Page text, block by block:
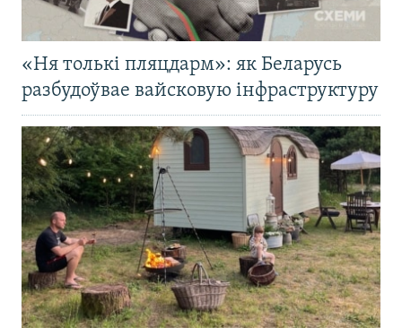
«Ня толькі пляцдарм»: як Беларусь
разбудоўвае вайсковую інфраструктуру